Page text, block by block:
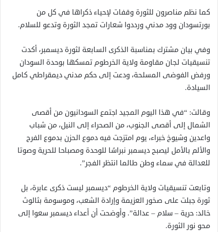
كما نظم مناصرون للثورة وقفات لإحياء ذكراها في كل من
بورتسودان وود مدني ورددوا شعارات تمجد الثورة وتدعو للسلام.
وفي بيان مشترك بمناسبة الذكرى السابعة لثورة ديسمبر، أكدت
تنسيقيات لجان مقاومة ولاية الخرطوم تمسكها بوحدة السودان
ورفض الفوضى المسلحة، ودعت إلى حكم مدني ديمقراطي كامل
السيادة.
وقالت: “في هذا اليوم المجيد اجتمع السودانيون من أقصى
الشمال إلى أقصى الجنوب، من الصحراء إلى النيل، من شباب
واعدين وشيوخ خبراء، يوم امتزجت فيه دموع الحزن بدموع الفرح
والألم بالأمل ليصبح ديسمبر نبراسًا للوحدة ومصباحا للحرية وصوتا
للعدالة في سماء وطن طالما انتظر الفجر”.
وتابعت تنسيقيات ولاية الخرطوم “ديسمبر ليست ذكرى عابرة، بل
ثورة جبلت على صخور العزيمة وإرادة الشعب، وموسومة بثالوث
خالد: حرية – سلام – عدالة”. وأوضحت أن أعداء ديسمبر سعوا إلى
محو نور الثورة.